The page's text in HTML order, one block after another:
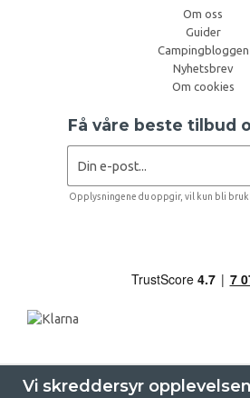
Om oss
Guider
Campingbloggen
Nyhetsbrev
Om cookies
Få våre beste tilbud
Opplysningene du oppgir, vil kun bli
Vi skreddersyr